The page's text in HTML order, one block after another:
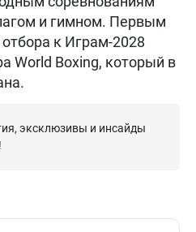
и гимном. Первым
к Играм-2028
World Boxing, который в
эксклюзивы и инсайды